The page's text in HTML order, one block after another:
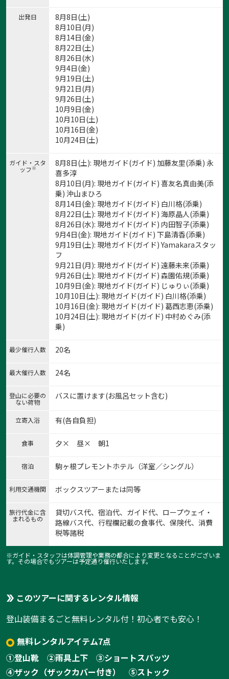
出発日
8月8日(土)
8月10日(月)
8月14日(金)
8月22日(土)
8月26日(水)
9月4日(金)
9月19日(土)
9月21日(月)
9月26日(土)
10月9日(金)
10月10日(土)
10月16日(金)
10月24日(土)
ガイド・スタ
ッフ※
8月8日(土): 現地ガイド(ガイド) 加藤友里(添乗) 永
喜多淳
8月10日(月): 現地ガイド(ガイド) 喜友名真由美(添
乗) 沖山まひろ
8月14日(金): 現地ガイド(ガイド) 白川格(添乗)
8月22日(土): 現地ガイド(ガイド) 海原晶人(添乗)
8月26日(水): 現地ガイド(ガイド) 内田智子(添乗)
9月4日(金): 現地ガイド(ガイド) 下島清香(添乗)
9月19日(土): 現地ガイド(ガイド) Yamakaraスタッ
フ
9月21日(月): 現地ガイド(ガイド) 遠藤未来(添乗)
9月26日(土): 現地ガイド(ガイド) 森園佑規(添乗)
10月9日(金): 現地ガイド(ガイド) じゅりぃ(添乗)
10月10日(土): 現地ガイド(ガイド) 白川格(添乗)
10月16日(金): 現地ガイド(ガイド) 葛西志恵(添乗)
10月24日(土): 現地ガイド(ガイド) 中村めぐみ(添
乗)
最少催行人数 20名
最大催行人数 24名
登山に必要の
ない荷物
バスに置けます(お風呂セット含む)
立寄入浴 有(各自負担)
食事 夕× 昼× 朝1
宿泊 駒ヶ根プレモントホテル（洋室／シングル）
利用交通機関 ボックスツアーまたは同等
旅行代金に含
まれるもの
貸切バス代、宿泊代、ガイド代、ロープウェイ・
路線バス代、行程欄記載の食事代、保険代、消費
税等諸税
※ガイド・スタッフは体調管理や業務の都合により変更となることがございま
す。その場合でもツアーは予定通り催行いたします。
このツアーに関するレンタル情報
登山装備まるごと無料レンタル付！初心者でも安心！
無料レンタルアイテム7点
①登山靴
②雨具上下
③ショートスパッツ
④ザック（ザックカバー付き）
⑤ストック